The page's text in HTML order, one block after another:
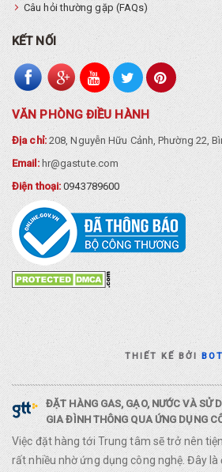
Câu hỏi thường gặp (FAQs)
KẾT NỐI
VĂN PHÒNG ĐIỀU HÀNH
Địa chỉ:208, Nguyễn Hữu Cảnh, Phường 22,
Email: hr@gastute.com
Điện thoại:0943789600
THIẾT KẾ BỞI
ĐẶT HÀNG GAS, GẠO, NƯỚC VÀ SỬ
GIA ĐÌNH THÔNG QUA ỨNG DỤNG
Việc đặt hàng tới Trung tâm sẽ trở nên
rất nhiều nhờ ứng dụng công nghệ. Đây là